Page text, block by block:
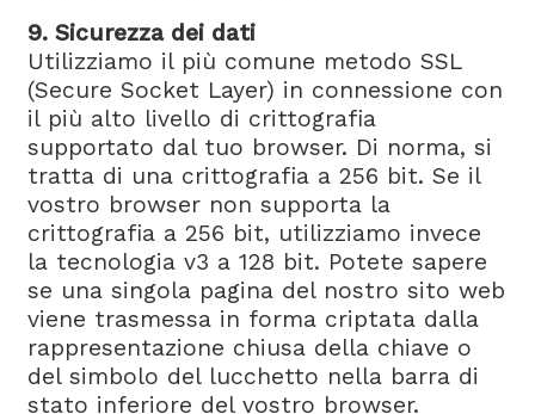
9. Sicurezza dei dati
Utilizziamo il più comune metodo SSL
(Secure Socket Layer) in connessione con
il più alto livello di crittografia
supportato dal tuo browser. Di norma, si
tratta di una crittografia a 256 bit. Se il
vostro browser non supporta la
crittografia a 256 bit, utilizziamo invece
la tecnologia v3 a 128 bit. Potete sapere
se una singola pagina del nostro sito web
viene trasmessa in forma criptata dalla
rappresentazione chiusa della chiave o
del simbolo del lucchetto nella barra di
stato inferiore del vostro browser.